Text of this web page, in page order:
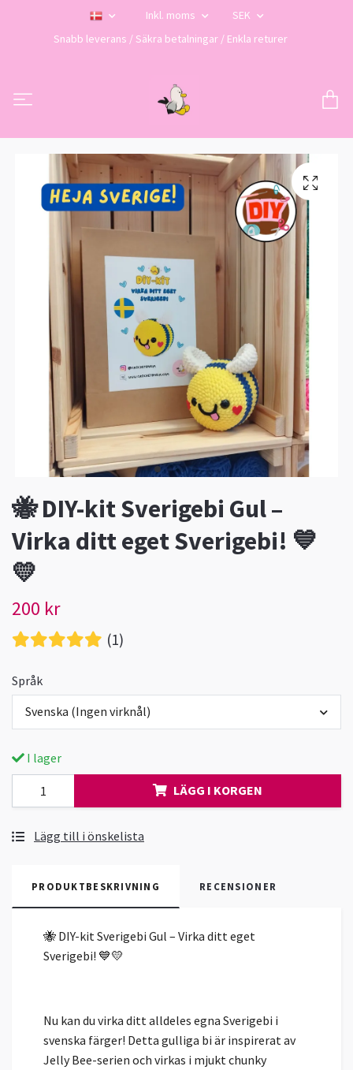
Inkl. moms
SEK
Snabb leverans / Säkra betalningar / Enkla returer
🐝 DIY-kit Sverigebi Gul –
Virka ditt eget Sverigebi! 💙
💛
200 kr
(1)
Språk
Svenska (Ingen virknål)
I lager
LÄGG I KORGEN
Lägg till i önskelista
PRODUKTBESKRIVNING RECENSIONER
🐝 DIY-kit Sverigebi Gul – Virka ditt eget
Sverigebi! 💙💛
Nu kan du virka ditt alldeles egna Sverigebi i
svenska färger! Detta gulliga bi är inspirerat av
Jelly Bee-serien och virkas i mjukt chunky